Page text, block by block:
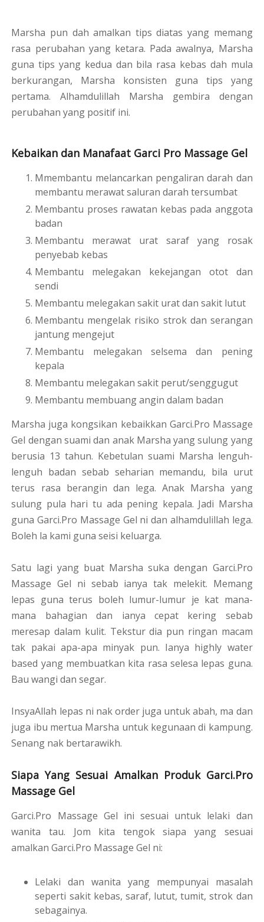
Marsha pun dah amalkan tips diatas yang memang
rasa perubahan yang ketara. Pada awalnya, Marsha
guna tips yang kedua dan bila rasa kebas dah mula
berkurangan, Marsha konsisten guna tips yang
pertama. Alhamdulillah Marsha gembira dengan
perubahan yang positif ini.
Kebaikan dan Manafaat Garci Pro Massage Gel
Mmembantu melancarkan pengaliran darah dan
membantu merawat saluran darah tersumbat
Membantu proses rawatan kebas pada anggota
badan
Membantu merawat urat saraf yang rosak
penyebab kebas
Membantu melegakan kekejangan otot dan
sendi
Membantu melegakan sakit urat dan sakit lutut
Membantu mengelak risiko strok dan serangan
jantung mengejut
Membantu melegakan selsema dan pening
kepala
Membantu melegakan sakit perut/senggugut
Membantu membuang angin dalam badan
Marsha juga kongsikan kebaikkan Garci.Pro Massage
Gel dengan suami dan anak Marsha yang sulung yang
berusia 13 tahun. Kebetulan suami Marsha lenguh-
lenguh badan sebab seharian memandu, bila urut
terus rasa berangin dan lega. Anak Marsha yang
sulung pula hari tu ada pening kepala. Jadi Marsha
guna Garci.Pro Massage Gel ni dan alhamdulillah lega.
Boleh la kami guna seisi keluarga.
Satu lagi yang buat Marsha suka dengan Garci.Pro
Massage Gel ni sebab ianya tak melekit. Memang
lepas guna terus boleh lumur-lumur je kat mana-
mana bahagian dan ianya cepat kering sebab
meresap dalam kulit. Tekstur dia pun ringan macam
tak pakai apa-apa minyak pun. Ianya highly water
based yang membuatkan kita rasa selesa lepas guna.
Bau wangi dan segar.
InsyaAllah lepas ni nak order juga untuk abah, ma dan
juga ibu mertua Marsha untuk kegunaan di kampung.
Senang nak bertarawikh.
Siapa Yang Sesuai Amalkan Produk Garci.Pro
Massage Gel
Garci.Pro Massage Gel ini sesuai untuk lelaki dan
wanita tau. Jom kita tengok siapa yang sesuai
amalkan Garci.Pro Massage Gel ni:
Lelaki dan wanita yang mempunyai masalah
seperti sakit kebas, saraf, lutut, tumit, strok dan
sebagainya.